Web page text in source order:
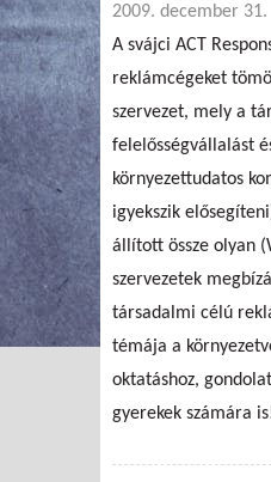
2009. december 31.
A svájci ACT
reklámcégeket
szervezet, mely a
felelősségvállalást
környezettudatos
igyekszik
állított össze olyan
szervezetek
társadalmi célú
témája a
oktatáshoz,
gyerekek számára